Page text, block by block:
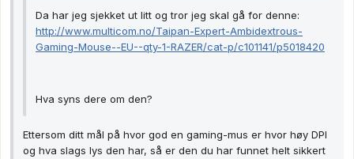
Da har jeg sjekket ut litt og tror jeg skal gå for denne:
http://www.multicom.no/Taipan-Expert-Ambidextrous-
Gaming-Mouse--EU--qty-1-RAZER/cat-p/c101141/p5018420
Hva syns dere om den?
Ettersom ditt mål på hvor god en gaming-mus er hvor høy DPI
og hva slags lys den har, så er den du har funnet helt sikkert